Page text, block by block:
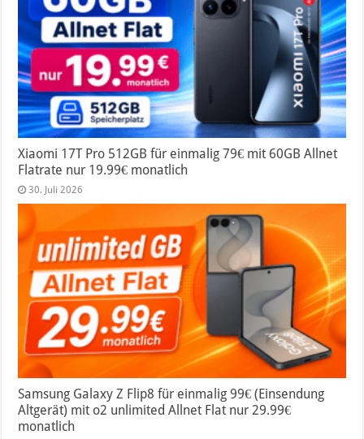
Xiaomi 17T Pro 512GB für einmalig 79€ mit 60GB Allnet
Flatrate nur 19.99€ monatlich
30. Juli 2026
Samsung Galaxy Z Flip8 für einmalig 99€ (Einsendung
Altgerät) mit o2 unlimited Allnet Flat nur 29.99€
monatlich